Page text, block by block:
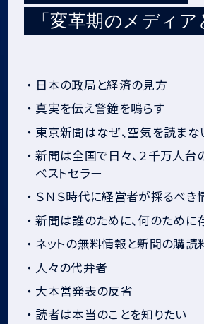
「変革期のメディア
・ 日本の政局と経済の見方
・ 真実を伝え警鐘を鳴らす
・ 東京新聞はなぜ、空気を読まな
・ 新聞は全国で日々、２千万人台
ベストセラー
・ ＳＮＳ時代に経営者が採るべき
・ 新聞は誰のために、何のために
・ ネットの無料情報と新聞の購読
・ 人々の代弁者
・ 大本営発表の反省
・ 読者は本当のことを知りたい